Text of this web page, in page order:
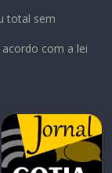
total sem
com a lei